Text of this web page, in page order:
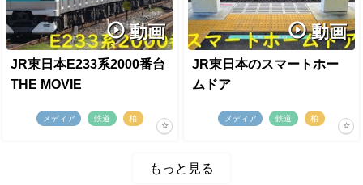
動画
JR東日本E233系2000番台
THE MOVIE
メディア 鉄道 柏
動画
JR東日本のスマートホー
ムドア
メディア 鉄道 柏
もっと見る